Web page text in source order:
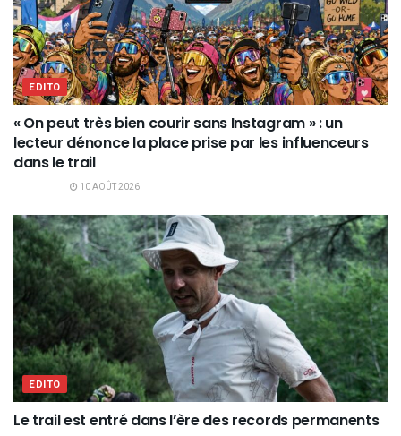
EDITO
« On peut très bien courir sans Instagram » : un
lecteur dénonce la place prise par les influenceurs
dans le trail
10 AOÛT 2026
EDITO
Le trail est entré dans l’ère des records permanents